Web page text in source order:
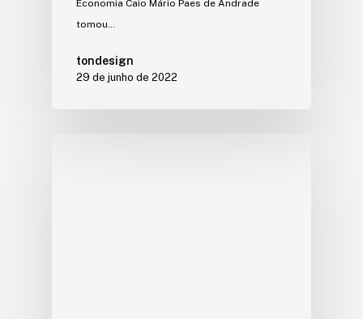
Economia Caio Mário Paes de Andrade
tomou…
tondesign
29 de junho de 2022